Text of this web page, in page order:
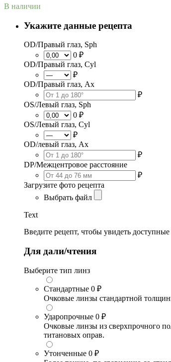
В наличии
Укажите данные рецепта
OD/Правый глаз, Sph
0 ₽
OD/Правый глаз, Cyl
₽
OD/Правый глаз, Ax
₽
OS/Левый глаз, Sph
0 ₽
OS/Левый глаз, Cyl
₽
OD/левый глаз, Ax
₽
DP/Межцентровое расстояние
₽
Загрузите фото рецепта
Выбрать файл
Text
Введите рецепт, чтобы увидеть
Для дали/чтения
Выберите тип линз
Стандартные 0 ₽
Очковые линзы стандартной
Ударопрочные 0 ₽
Очковые линзы из сверхпрочного
титановых оправ.
Утонченные 0 ₽